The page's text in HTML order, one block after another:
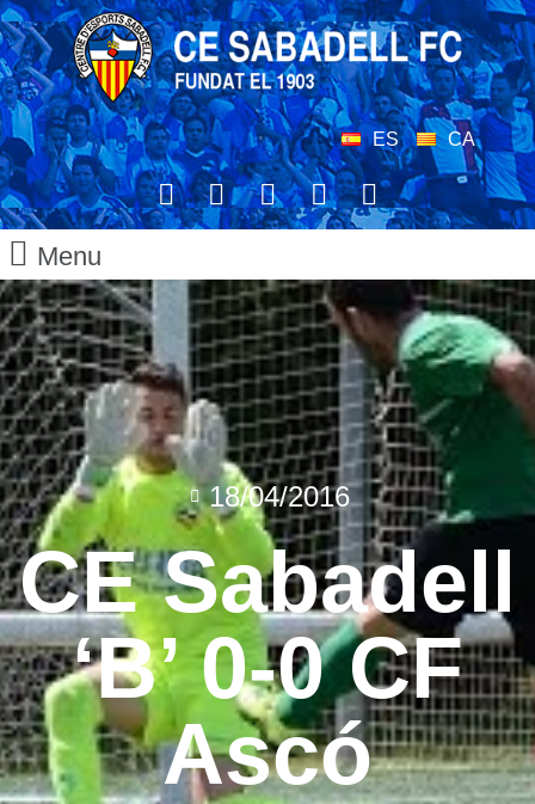
ES CA
Menu
18/04/2016
CE Sabadell
‘B’ 0-0 CF
Ascó